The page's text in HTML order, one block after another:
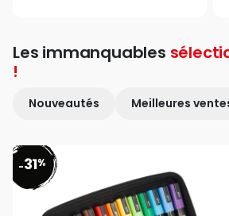
Les immanquables
!
Nouveautés Meilleures
-31%